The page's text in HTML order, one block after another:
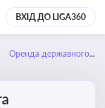
ВХІД ДО LIGA360
Оренда державного та комунального майна